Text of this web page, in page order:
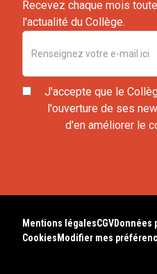
Recevez chaque mois
l'actualité du Collège.
J'accepte que le
l'ouverture de ses
d'en améliorer le
Mentions légalesCGVDonnées
Cookies Modifier mes